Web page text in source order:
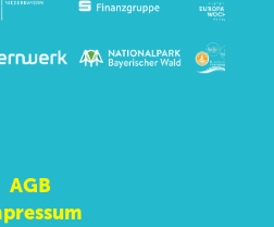
AGB